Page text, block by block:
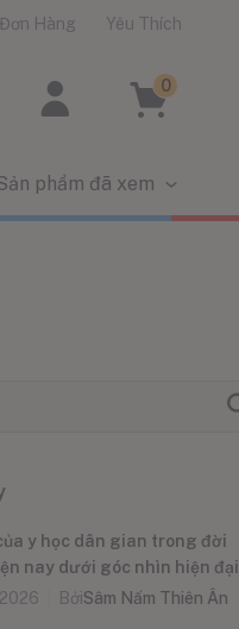
Hàng Yêu Thích
0
phẩm đã xem
y học dân gian trong đời
nay dưới góc nhìn hiện đại
BởiSâm Nấm Thiên Ân